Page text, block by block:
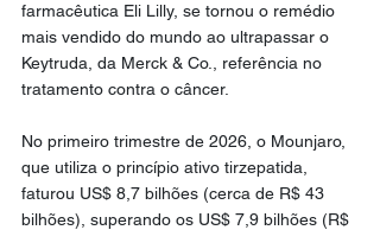
farmacêutica Eli Lilly, se tornou o remédio
mais vendido do mundo ao ultrapassar o
Keytruda, da Merck & Co., referência no
tratamento contra o câncer.
No primeiro trimestre de 2026, o Mounjaro,
que utiliza o princípio ativo tirzepatida,
faturou US$ 8,7 bilhões (cerca de R$ 43
bilhões), superando os US$ 7,9 bilhões (R$